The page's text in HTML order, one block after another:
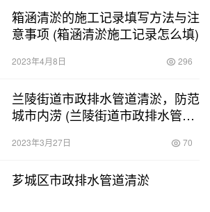
箱涵清淤的施工记录填写方法与注
意事项 (箱涵清淤施工记录怎么填)
2023年4月8日 296
兰陵街道市政排水管道清淤，防范
城市内涝 (兰陵街道市政排水管道
2023年3月27日 70
芗城区市政排水管道清淤